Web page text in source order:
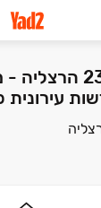
פרויקט סירקין
עירונית